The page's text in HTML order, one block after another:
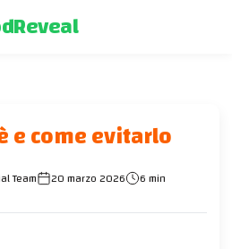
e come evitarlo
Team 20 marzo 2026 6 min